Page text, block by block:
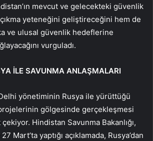
mevcut ve gelecekteki güvenlik
yeteneğini geliştireceğini hem de
ve ulusal güvenlik hedeflerine
vurguladı.
İLE SAVUNMA ANLAŞMALARI
yönetiminin Rusya ile yürüttüğü
gölgesinde gerçekleşmesi
çekiyor. Hindistan Savunma Bakanlığı,
Mart’ta yaptığı açıklamada, Rusya’dan